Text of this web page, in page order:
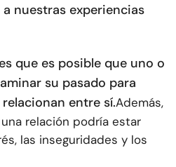
nuestras experiencias
que es posible que uno o
su pasado para
entre sí.Además,
relación podría estar
las inseguridades y los